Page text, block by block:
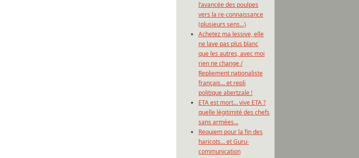
l’avancée des poulpes
vers la re-connaissance
(plusieurs sens…)
Achetez ma lessive, elle
ne lave pas plus blanc
que les autres, avec moi
rien ne change /
Repliement nationaliste
français… et repli
politique abertzale !
ETA est mort… vive ETA ?
quelle légitimité des chefs
sans armées…
Requiem pour la fin des
haricots… et Guru-
communication